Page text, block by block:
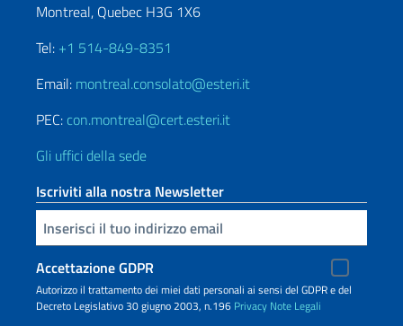
Montreal, Quebec H3G 1X6
Tel: +1 514-849-8351
Email: montreal.consolato@esteri.it
PEC: con.montreal@cert.esteri.it
Gli uffici della sede
Iscriviti alla nostra Newsletter
Inserisci la tua email
Accettazione GDPR
Autorizzo il trattamento dei miei dati personali ai sensi del GDPR e del
Decreto Legislativo 30 giugno 2003, n.196 Privacy Note Legali